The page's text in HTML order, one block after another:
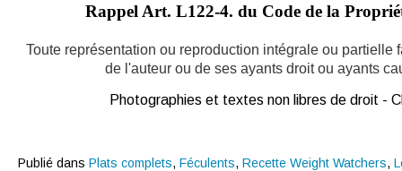
Rappel Art. L122-4. du Code de la
Toute représentation ou reproduction intégrale ou partielle
de l'auteur ou de ses ayants droit ou ayants
Photographies et textes non libres de droit -
Publié dans Plats complets, Féculents, Recette Weight Watchers,